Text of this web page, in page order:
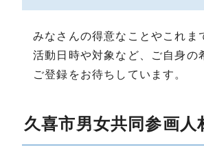
みなさんの得意なことやこれま
活動日時や対象など、ご自身の
ご登録をお待ちしています。
久喜市男女共同参画